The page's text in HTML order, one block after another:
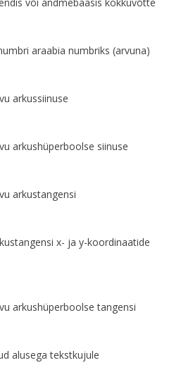
araabia numbriks (arvuna)
arkussiinuse
arkushüperboolse siinuse
arkustangensi
x- ja y-koordinaatide
arkushüperboolse tangensi
alusega tekstkujule